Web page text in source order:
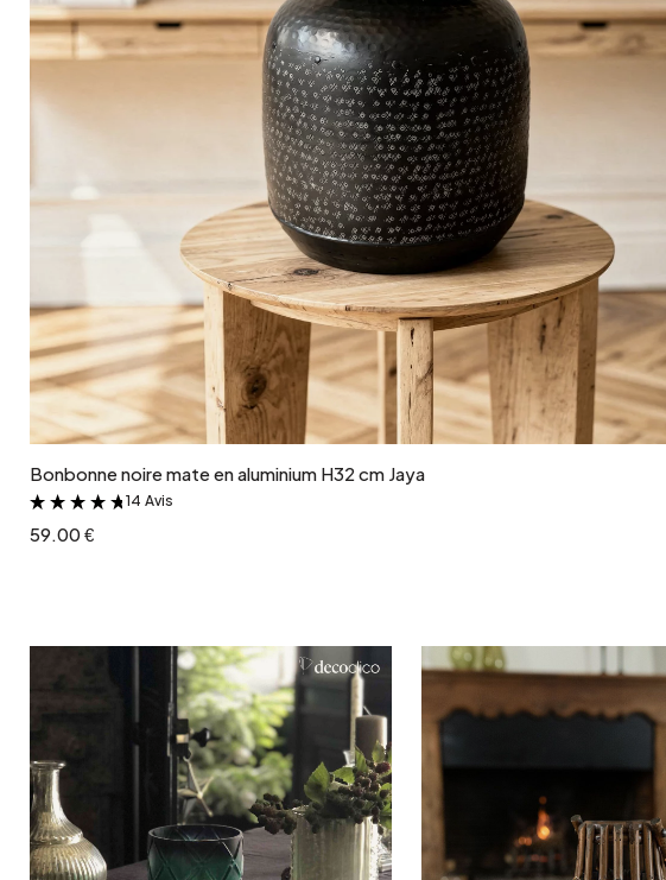
Ajouter au panier
Bonbonne noire mate en aluminium H32 cm Jaya
&
14 Avis
59.00 €